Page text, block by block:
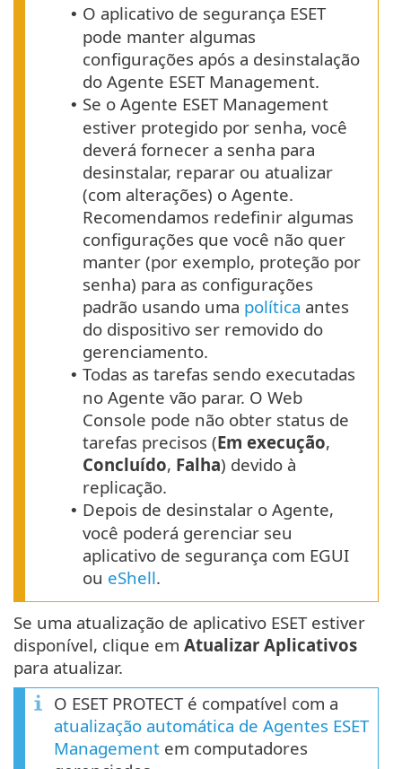
• O aplicativo de segurança ESET
pode manter algumas
configurações após a desinstalação
do Agente ESET Management.
• Se o Agente ESET Management
estiver protegido por senha, você
deverá fornecer a senha para
desinstalar, reparar ou atualizar
(com alterações) o Agente.
Recomendamos redefinir algumas
configurações que você não quer
manter (por exemplo, proteção por
senha) para as configurações
padrão usando uma política antes
do dispositivo ser removido do
gerenciamento.
• Todas as tarefas sendo executadas
no Agente vão parar. O Web
Console pode não obter status de
tarefas precisos (Em execução,
Concluído, Falha) devido à
replicação.
• Depois de desinstalar o Agente,
você poderá gerenciar seu
aplicativo de segurança com EGUI
ou eShell.
Se uma atualização de aplicativo ESET estiver
disponível, clique em Atualizar Aplicativos
para atualizar.
O ESET PROTECT é compatível com a
atualização automática de Agentes ESET
Management em computadores